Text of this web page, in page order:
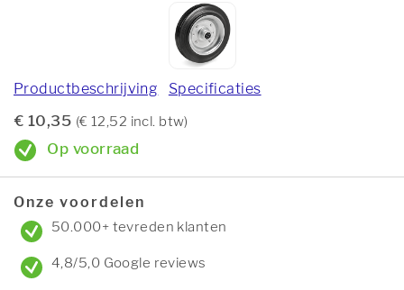
Productbeschrijving Specificaties
€ 10,35 (€ 12,52 incl. btw)
Op voorraad
Onze voordelen
50.000+ tevreden klanten
4,8/5,0 Google reviews